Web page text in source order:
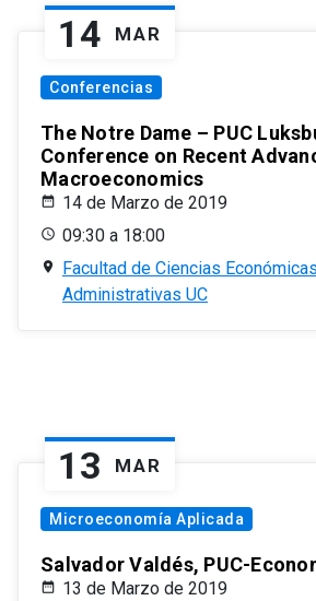
14 MAR
Conferencias
The Notre Dame – PUC
Conference on Recent
Macroeconomics
14 de Marzo de 2019
09:30 a 18:00
Facultad de Ciencias
Administrativas UC
13 MAR
Microeconomía Aplicada
Salvador Valdés, PUC-
13 de Marzo de 2019